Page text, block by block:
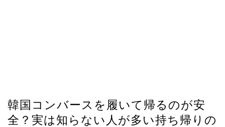
韓国コンバースを履いて帰るのが安
全？実は知らない人が多い持ち帰りの